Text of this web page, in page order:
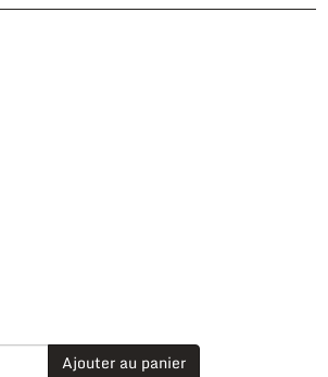
Ajouter au panier